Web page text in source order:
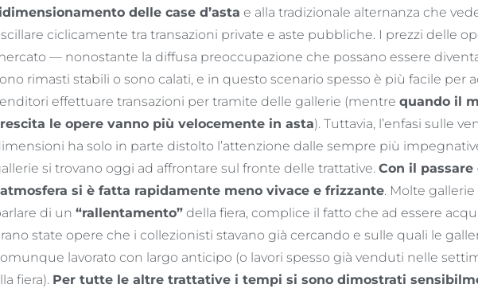
delle case d’asta e alla tradizionale alternanza che
ciclicamente tra transazioni private e aste pubbliche. I prezzi delle
— nonostante la diffusa preoccupazione che possano essere
rimasti stabili o sono calati, e in questo scenario spesso è più facile per
effettuare transazioni per tramite delle gallerie (mentre quando il
le opere vanno più velocemente in asta). Tuttavia, l’enfasi sulle
ha solo in parte distolto l’attenzione dalle sempre più
si trovano oggi ad affrontare sul fronte delle trattative. Con il
si è fatta rapidamente meno vivace e frizzante. Molte
di un “rallentamento”della fiera, complice il fatto che ad essere
state opere che i collezionisti stavano già cercando e sulle quali le
lavorato con largo anticipo (o lavori spesso già venduti nelle
fiera). Per tutte le altre trattative i tempi si sono dimostrati